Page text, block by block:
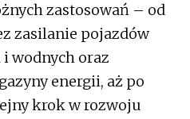
zastosowań – od
zasilanie pojazdów
wodnych oraz
energii, aż po
krok w rozwoju